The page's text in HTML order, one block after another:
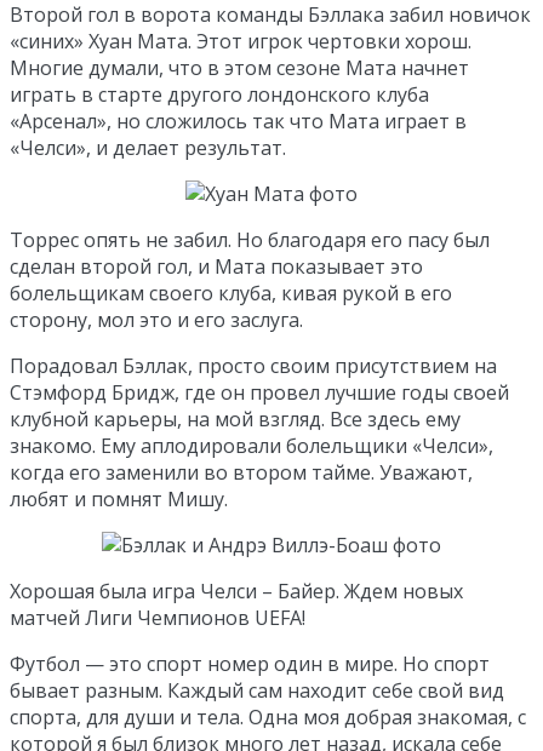
Второй гол в ворота команды Бэллака забил новичок
«синих» Хуан Мата. Этот игрок чертовки хорош.
Многие думали, что в этом сезоне Мата начнет
играть в старте другого лондонского клуба
«Арсенал», но сложилось так что Мата играет в
«Челси», и делает результат.
Торрес опять не забил. Но благодаря его пасу был
сделан второй гол, и Мата показывает это
болельщикам своего клуба, кивая рукой в его
сторону, мол это и его заслуга.
Порадовал Бэллак, просто своим присутствием на
Стэмфорд Бридж, где он провел лучшие годы своей
клубной карьеры, на мой взгляд. Все здесь ему
знакомо. Ему аплодировали болельщики «Челси»,
когда его заменили во втором тайме. Уважают,
любят и помнят Мишу.
Хорошая была игра Челси – Байер. Ждем новых
матчей Лиги Чемпионов UEFA!
Футбол — это спорт номер один в мире. Но спорт
бывает разным. Каждый сам находит себе свой вид
спорта, для души и тела. Одна моя добрая знакомая, с
которой я был близок много лет назад, искала себе